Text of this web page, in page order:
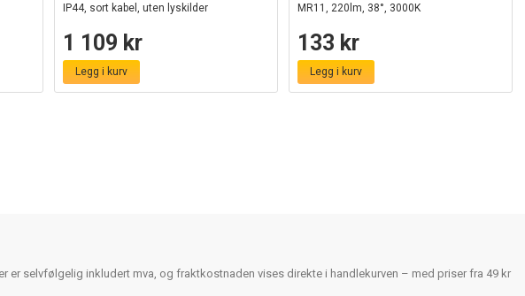
IP44, sort kabel, uten lyskilder
1 109 kr
Legg i kurv
MR11, 220lm, 38°, 3000K
133 kr
Legg i kurv
er selvfølgelig inkludert mva, og fraktkostnaden vises direkte i handlekurven – med priser fra 49 kr